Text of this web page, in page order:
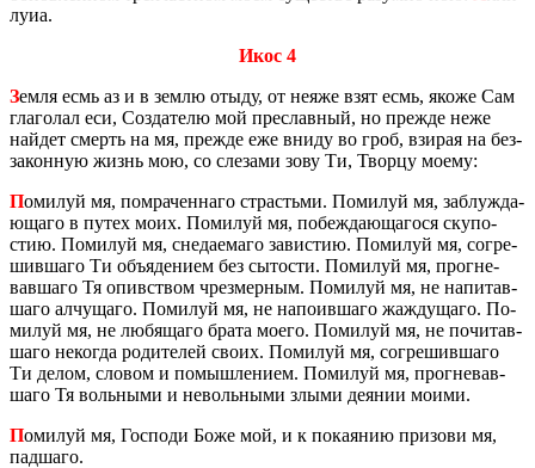
лу­иа.
Икос 4
Земля есмь аз и в землю отыду, от неяже взят есмь, якоже Сам
гла­го­лал еси, Со­зда­те­лю мой пре­слав­ный, но пре­жде неже
най­дет смерть на мя, пре­жде еже вниду во гроб, взи­рая на без­
за­кон­ную жизнь мою, со сле­за­ми зову Ти, Твор­цу моему:
Поми­луй мя, по­мра­чен­на­го страстьми. По­ми­луй мя, за­блуж­да­
ю­ща­го в путех моих. По­ми­луй мя, по­беж­да­ю­ща­го­ся ску­по­
стию. По­ми­луй мя, сне­да­е­ма­го за­ви­стию. По­ми­луй мя, со­гре­
шив­ша­го Ти объ­яде­ни­ем без сы­то­сти. По­ми­луй мя, про­гне­
вав­ша­го Тя опи­вством чрез­мер­ным. По­ми­луй мя, не на­пи­тав­
ша­го ал­чу­ща­го. По­ми­луй мя, не на­по­ив­ша­го жаж­ду­ща­го. По­
ми­луй мя, не лю­бя­ща­го брата моего. По­ми­луй мя, не по­чи­тав­
ша­го неко­гда ро­ди­те­лей своих. По­ми­луй мя, со­гре­шив­ша­го
Ти делом, сло­вом и по­мыш­ле­ни­ем. По­ми­луй мя, про­гне­вав­
ша­го Тя воль­ны­ми и неволь­ны­ми злыми де­я­нии моими.
Поми­луй мя, Гос­по­ди Боже мой, и к по­ка­я­нию при­зо­ви мя,
пад­ша­го.